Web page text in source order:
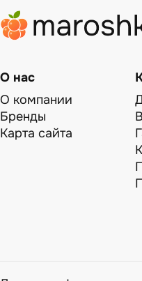
О нас
О компании
Бренды
Карта сайта